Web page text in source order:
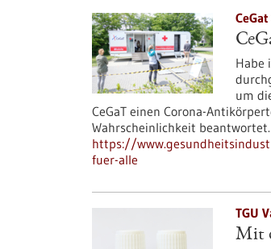
Habe
um
CeGaT einen Corona-
Wahrscheinlichkeit
https://
fuer-alle
TGU
Mit